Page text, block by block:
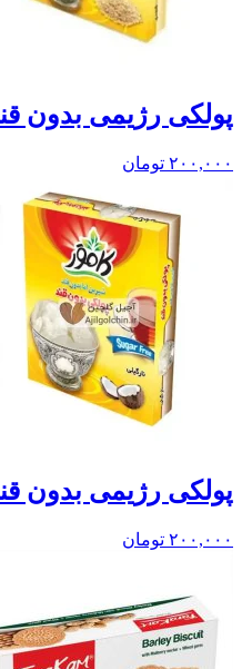
پولکی رژیمی بدون
۲۰۰,۰۰۰ تومان
پولکی رژیمی بدون
۲۰۰,۰۰۰ تومان